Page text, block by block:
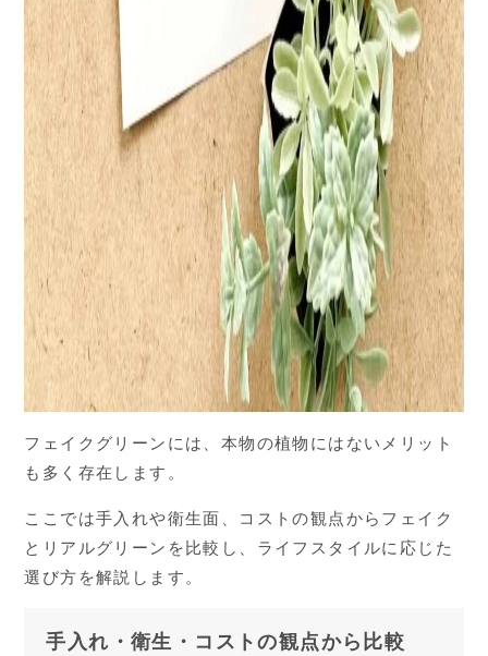
フェイクグリーンには、本物の植物にはないメリット
も多く存在します。
ここでは手入れや衛生面、コストの観点からフェイク
とリアルグリーンを比較し、ライフスタイルに応じた
選び方を解説します。
手入れ・衛生・コストの観点から比較